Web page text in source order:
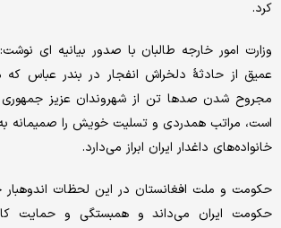
کرد.
وزارت امور خارجه طالبان با صدور بیانیه ای
عمیق از حادثهٔ دلخراش انفجار در بندر عباس
مجروح شدن صدها تن از شهروندان عزیز جمهوری
است، مراتب همدردی و تسلیت خویش را صمیمانه
خانواده‌های داغدار ایران ابراز می‌دارد.
حکومت و ملت افغانستان در این لحظات اندوهبار
حکومت ایران می‌داند و همبستگی و حمایت